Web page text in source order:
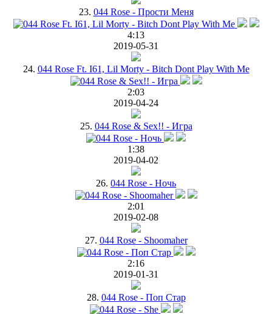
23. 044 Rose - Прости Меня
4:13
2019-05-31
24. 044 Rose Ft. I61, Lil Morty - Bitch Dont Play With Me
2:03
2019-04-24
25. 044 Rose & Sex!! - Игра
1:38
2019-04-02
26. 044 Rose - Ночь
2:01
2019-02-08
27. 044 Rose - Shoomaher
2:16
2019-01-31
28. 044 Rose - Поп Стар